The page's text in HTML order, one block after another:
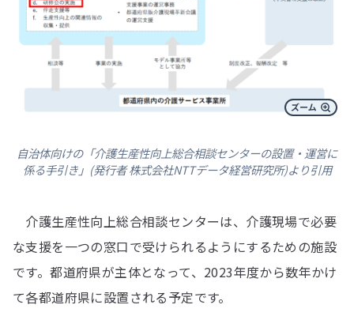
自治体向けの「介護生産性向上総合相談センターの設置・運営に
係る手引き」(発行者 株式会社NTTデータ経営研究所)より引用
介護生産性向上総合相談センターは、 介護現場で必要
な支援を一つの窓口で受けられるようにするための施設
です。都道府県が主体となって、2023年度から数年かけ
て各都道府県に設置される予定です。